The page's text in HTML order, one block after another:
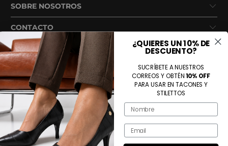
SOBRE NOSOTROS
CONTACTO
Métodos de pago aceptados
¿QUIERES UN 10% DE
DESCUENTO?
SUCRÍBETE A NUESTROS
CORREOS Y OBTÉN10% OFF
PARA USAR EN TACONES Y
STILETTOS
Name
Email